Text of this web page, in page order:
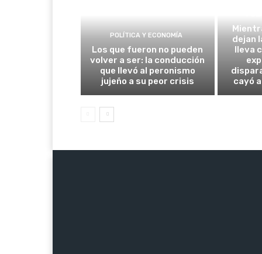
POLÍTICA Y ECONOMÍA
Los que fueron no pueden
volver a ser: la conducción
que llevó al peronismo
jujeño a su peor crisis
dejan
lleva
cayó